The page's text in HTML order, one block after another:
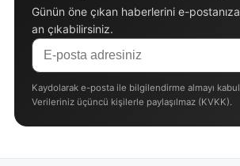
Günün öne çıkan haberlerini e-
an çıkabilirsiniz.
Kaydolarak e-posta ile bilgilendirme almayı
Verileriniz üçüncü kişilerle paylaşılmaz (KVKK).